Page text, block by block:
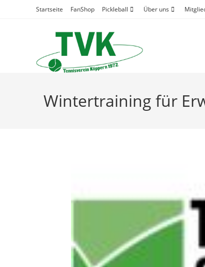
Startseite FanShop Pickleball Über uns
Wintertraining für